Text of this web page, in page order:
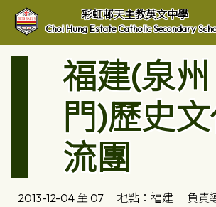
彩虹邨天主教英文中學
Choi Hung Estate Catholic Secondary
福建(泉
門)歷史
流團
2013-12-04 至 07 地點：福建
負責